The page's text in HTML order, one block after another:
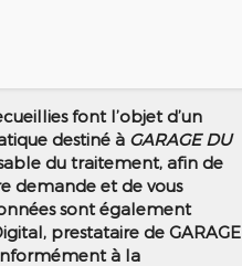
font l’objet d’un
destiné àGARAGE DU
du traitement, afin de
demande et de vous
sont également
prestataire de GARAGE
à la